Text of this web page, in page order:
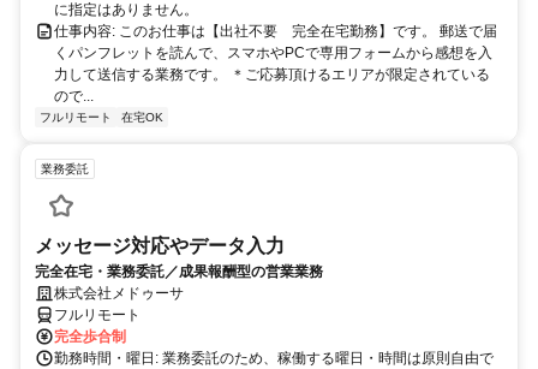
に指定はありません。
仕事内容: このお仕事は【出社不要 完全在宅勤務】です。 郵送で届
くパンフレットを読んで、スマホやPCで専用フォームから感想を入
力して送信する業務です。 ＊ご応募頂けるエリアが限定されている
ので...
フルリモート 在宅OK
業務委託
メッセージ対応やデータ入力
完全在宅・業務委託／成果報酬型の営業業務
株式会社メドゥーサ
フルリモート
完全歩合制
勤務時間・曜日: 業務委託のため、稼働する曜日・時間は原則自由で